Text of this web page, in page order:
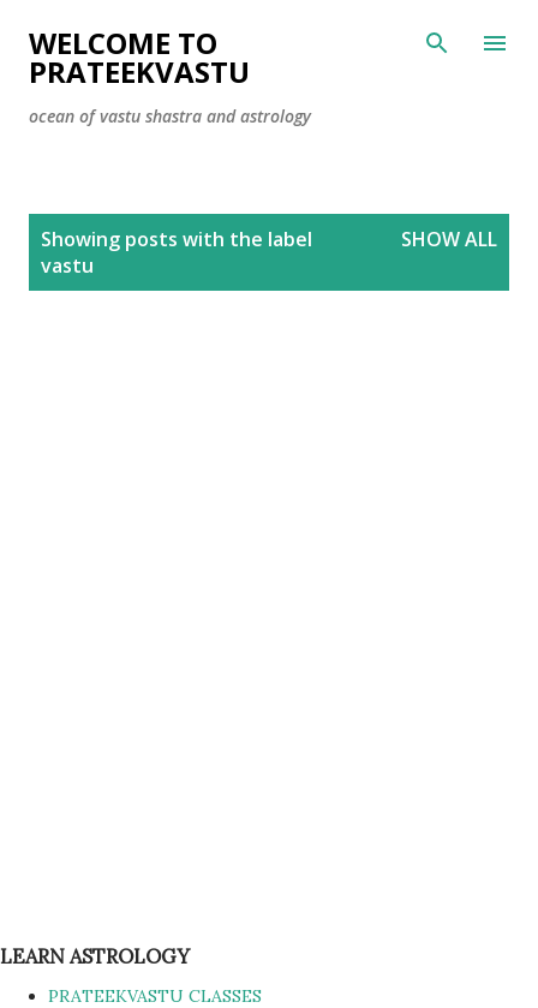
Skip to main content
WELCOME TO
PRATEEKVASTU
ocean of vastu shastra and astrology
Showing posts with the label
vastu
SHOW ALL
LEARN ASTROLOGY
PRATEEKVASTU CLASSES